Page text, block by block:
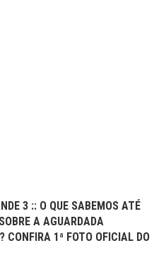
3 :: O QUE SABEMOS ATÉ
A AGUARDADA
CONFIRA 1ª FOTO OFICIAL DO